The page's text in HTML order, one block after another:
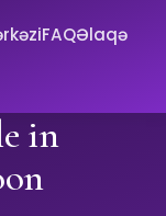
FAQƏlaqə
in